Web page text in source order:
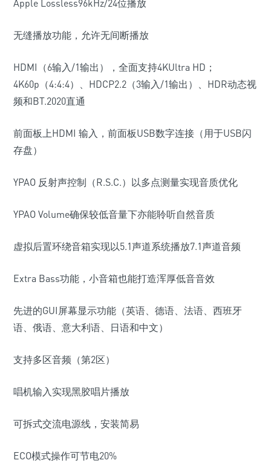
Apple Lossless96kHz/24位播放
无缝播放功能，允许无间断播放
HDMI（6输入/1输出），全面支持4KUltra HD；
4K60p（4:4:4）、HDCP2.2（3输入/1输出）、HDR动态视
频和BT.2020直通
前面板上HDMI 输入，前面板USB数字连接（用于USB闪
存盘）
YPAO 反射声控制（R.S.C.）以多点测量实现音质优化
YPAO Volume确保较低音量下亦能聆听自然音质
虚拟后置环绕音箱实现以5.1声道系统播放7.1声道音频
Extra Bass功能，小音箱也能打造浑厚低音音效
先进的GUI屏幕显示功能（英语、德语、法语、西班牙
语、俄语、意大利语、日语和中文）
支持多区音频（第2区）
唱机输入实现黑胶唱片播放
可拆式交流电源线，安装简易
ECO模式操作可节电20%